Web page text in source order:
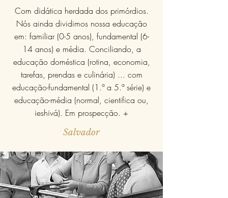
Com didática herdada dos primórdios.
Nós ainda dividimos nossa educação
em: familiar (0-5 anos), fundamental (6-
14 anos) e média. Conciliando, a
educação doméstica (rotina, economia,
tarefas, prendas e culinária) ... com
educação-fundamental (1.ª a 5.ª série) e
educação-média (normal, cientifica ou,
ieshivá). Em prospecção. +
Salvador